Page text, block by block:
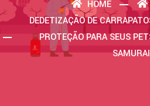
HOME
DEDETIZAÇÃO DE
PROTEÇÃO PARA SEUS
SAMURAI